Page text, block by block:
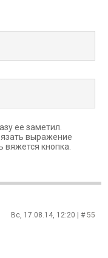
ее заметил.
выражение
вяжется кнопка.
Вс, 17.08.14, 12:20 | #55